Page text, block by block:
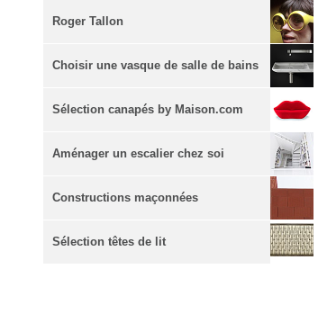
Roger Tallon
Choisir une vasque de salle de bains
Sélection canapés by Maison.com
Aménager un escalier chez soi
Constructions maçonnées
Sélection têtes de lit